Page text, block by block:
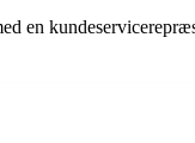
en